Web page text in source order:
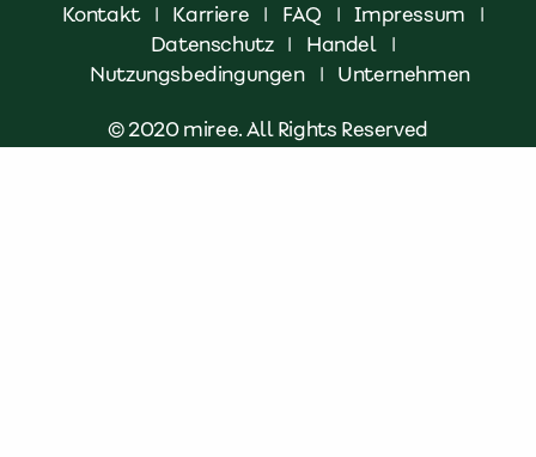
Kontakt | Karriere | FAQ | Impressum
|
Datenschutz | Handel
|
Nutzungsbedingungen
| Unternehmen
© 2020 miree. All Rights Reserved